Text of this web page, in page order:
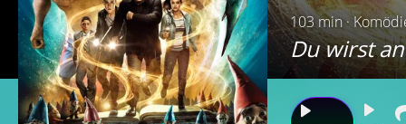
103 min ·
Du wirst